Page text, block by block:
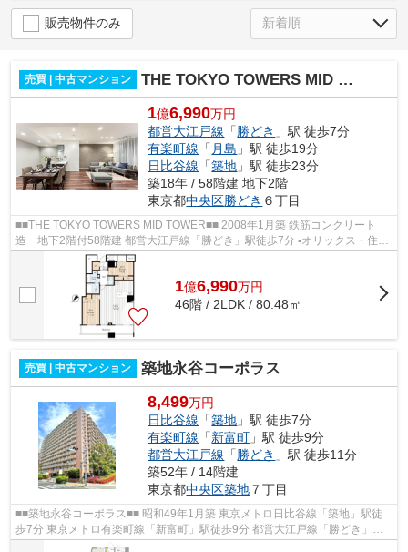
販売物件のみ
売買 | 中古マンション THE TOKYO TOWERS MID TOWER
1億6,990万円
都営大江戸線 「 勝どき 」駅 徒歩7分
有楽町線 「 月島 」駅 徒歩19分
日比谷線 「築地 」駅 徒歩23分
築18年 / 58階建 地下2階
東京都中央区勝どき ６丁目
■■THE TOKYO TOWERS MID TOWER■■ 2008年1月築 鉄筋コンクリート
造 地下2階付58階建 都営大江戸線「勝どき」駅徒歩7分 ▪オリックス・住
商・東急不動産旧分譲×前田建設・大成建設施...
1億6,990万円
46階 / 2LDK / 80.48㎡
売買 | 中古マンション 築地永谷コーポラス
8,499万円
日比谷線 「築地 」駅 徒歩7分
有楽町線 「新富町 」駅 徒歩9分
都営大江戸線 「 勝どき 」駅 徒歩11分
築52年 / 14階建
東京都中央区築地 ７丁目
■■築地永谷コーポラス■■ 昭和49年1月築 東京メトロ日比谷線「築地」駅徒
歩7分 東京メトロ有楽町線「新富町」駅徒歩9分 都営大江戸線「勝どき」駅
徒歩11分 東京メトロ日比谷線、都営...